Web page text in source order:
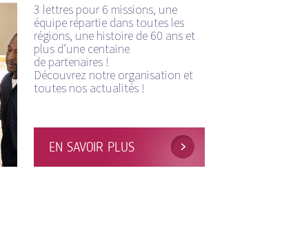
3 lettres pour 6 missions, une
équipe répartie dans toutes les
régions, une histoire de 60 ans et
plus d’une centaine
de partenaires !
Découvrez notre organisation et
toutes nos actualités !
EN SAVOIR PLUS